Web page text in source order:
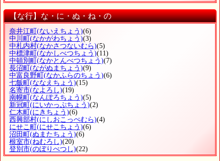
【な行】な・に・ぬ・ね・の
奈井江町 (ないえちょう)(6)
中川町 (なかがわちょう)(3)
中札内村(なかさつないむら)(5)
中標津町 (なかしべつちょう)(11)
中頓別町 (なかとんべつちょう)(7)
長沼町 (ながぬまちょう)(9)
中富良野町 (なかふらのちょう)(6)
七飯町 (ななえちょう)(15)
名寄市(なよろし)(19)
南幌町 (なんぽろちょう)(5)
新冠町 (にいかっぷちょう)(2)
仁木町 (にきちょう)(6)
西興部村(にしおこっぺむら)(4)
にせこ町 (にせこちょう)(6)
沼田町 (ぬまたちょう)(6)
根室市(ねむろし)(20)
登別市(のぼりべつし)(22)